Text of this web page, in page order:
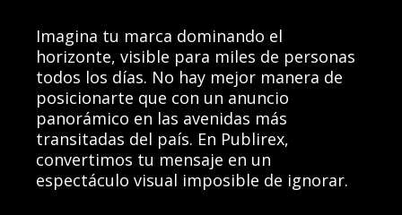
Imagina tu marca dominando el
horizonte, visible para miles de personas
todos los días. No hay mejor manera de
posicionarte que con un anuncio
panorámico en las avenidas más
transitadas del país. En Publirex,
convertimos tu mensaje en un
espectáculo visual imposible de ignorar.